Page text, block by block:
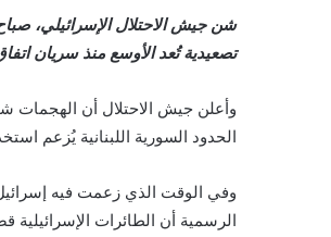
شن جيش الاحتلال الإسرائيلي،
تصعيدية تُعد الأوسع منذ سريان اتفاق
وأعلن جيش الاحتلال أن الهجمات
الحدود السورية اللبنانية يُزعم
وفي الوقت الذي زعمت فيه إسرائيل
الرسمية أن الطائرات